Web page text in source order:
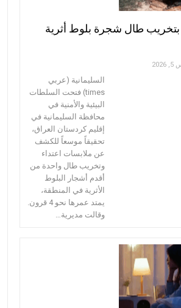
بتخريب طال شجرة بلوط أثرية
السليمانية (عربي
times) فتحت السلطات
البيئية والأمنية في
محافظة السليمانية في
إقليم كردستان العراق،
تحقيقاً موسعاً للكشف
عن ملابسات اعتداء
وتخريب طال واحدة من
أقدم أشجار البلوط
الأثرية في المنطقة،
يمتد عمرها نحو 4 قرون.
وقالت مديرية…